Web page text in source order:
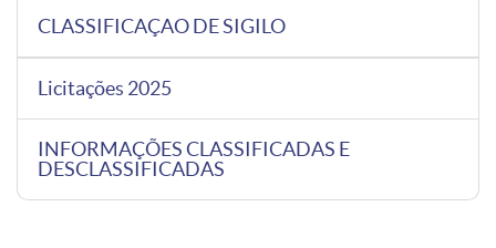
CLASSIFICAÇAO DE SIGILO
Licitações 2025
INFORMAÇÕES CLASSIFICADAS E
DESCLASSIFICADAS